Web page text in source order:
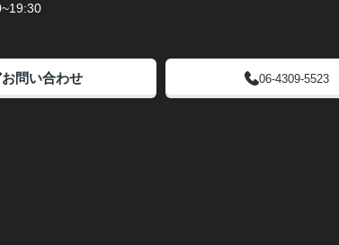
お問い合わせ 06-4309-5523